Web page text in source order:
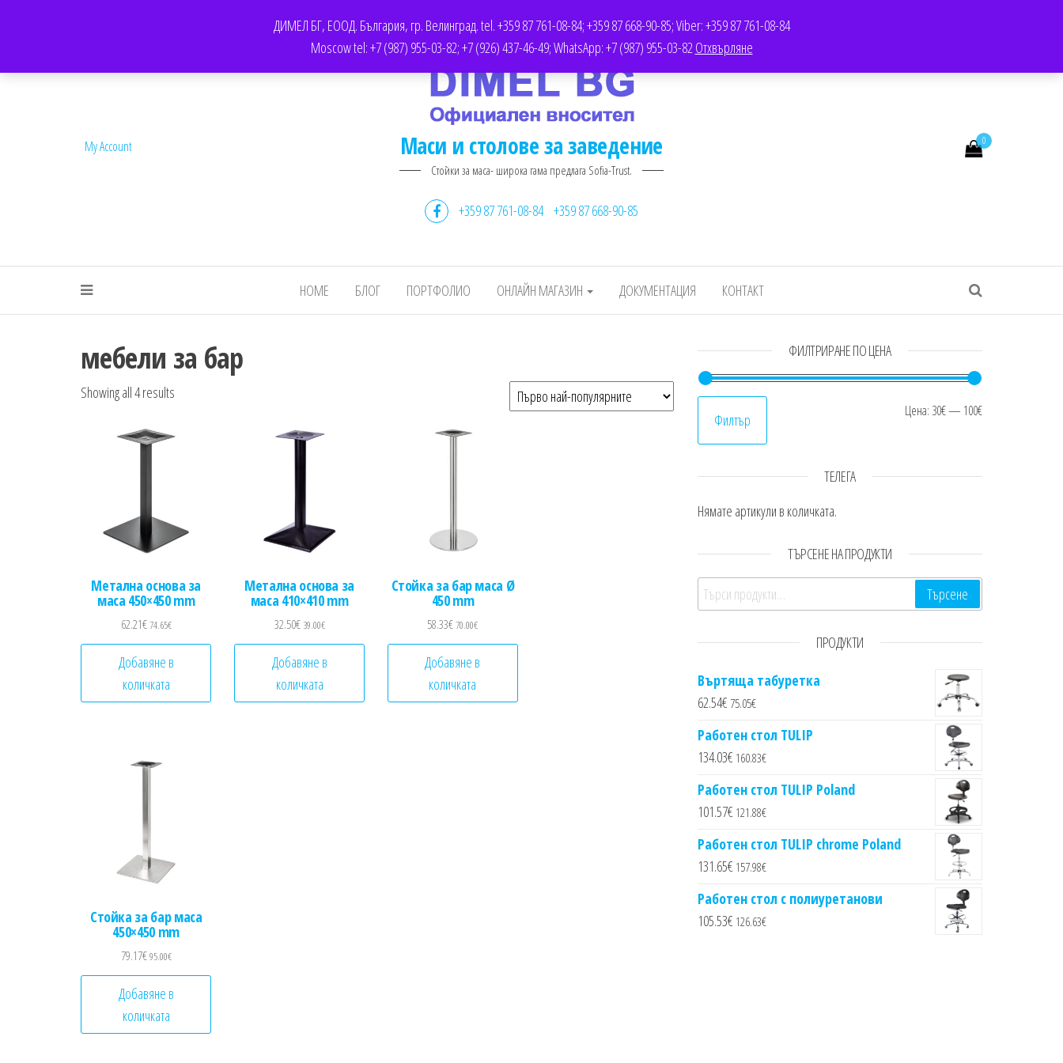
ДИМЕЛ БГ, ЕООД. България, гр. Велинград. tel. +359 87 761-08-84; +359 87 668-90-85; Viber: +359 87 761-08-84
Moscow tel: +7 (987) 955-03-82; +7 (926) 437-46-49; WhatsApp: +7 (987) 955-03-82Отхвърляне
Маси и столове за заведение
Стойки за маса- широка гама предлага Sofia-Trust.
0
My Account
+359 87 761-08-84 +359 87 668-90-85
HOME БЛОГ ПОРТФОЛИО ОНЛАЙН МАГАЗИН ДОКУМЕНТАЦИЯ КОНТАКТ
мебели за бар
Showing all 4 results
Метална основа за
маса 450×450 mm
62.21€74.65€
Добавяне в
количката
Метална основа за
маса 410×410 mm
32.50€ 39.00€
Добавяне в
количката
Стойка за бар маса Ø
450 mm
58.33€70.00€
Добавяне в
количката
Стойка за бар маса
450×450 mm
79.17€95.00€
Добавяне в
количката
ФИЛТРИРАНЕ ПО ЦЕНА
Минимална
Максимална
Филтър Цена: 30€— 100€
ТЕЛЕГА
Нямате артикули в количката.
ТЪРСЕНЕ НА ПРОДУКТИ
Търсене за:
Търсене
ПРОДУКТИ
Въртяща табуретка
62.54€ 75.05€
Работен стол TULIP
134.03€ 160.83€
Работен стол TULIP Poland
101.57€ 121.88€
Работен стол TULIP chrome Poland
131.65€ 157.98€
Работен стол с полиуретанови
105.53€ 126.63€